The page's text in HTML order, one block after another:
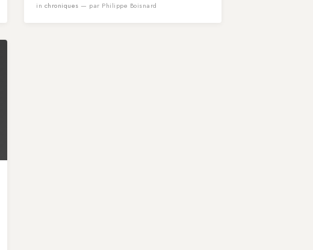
in chroniques — par Philippe Boisnard